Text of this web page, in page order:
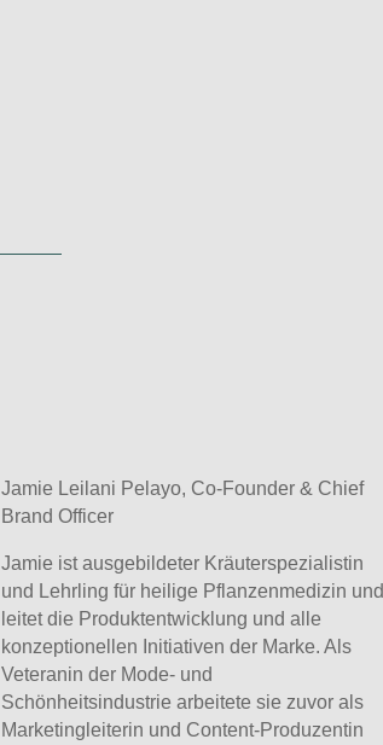
Jamie Leilani Pelayo, Co-Founder & Chief
Brand Officer
Jamie ist ausgebildeter Kräuterspezialistin
und Lehrling für heilige Pflanzenmedizin und
leitet die Produktentwicklung und alle
konzeptionellen Initiativen der Marke. Als
Veteranin der Mode- und
Schönheitsindustrie arbeitete sie zuvor als
Marketingleiterin und Content-Produzentin